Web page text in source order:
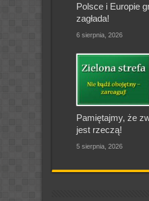
Polsce i Europie
zagłada!
6 sierpnia, 2026
Pamiętajmy, że
jest rzeczą!
5 sierpnia, 2026